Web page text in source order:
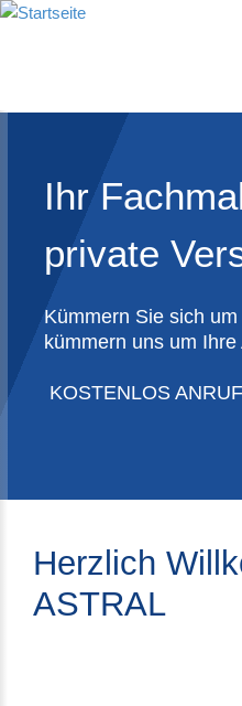
Ihr
kümmern uns um
Ihr
private
Kümmern Sie sich
kümmern uns um
KOSTENLOS
Herzlich
ASTRAL